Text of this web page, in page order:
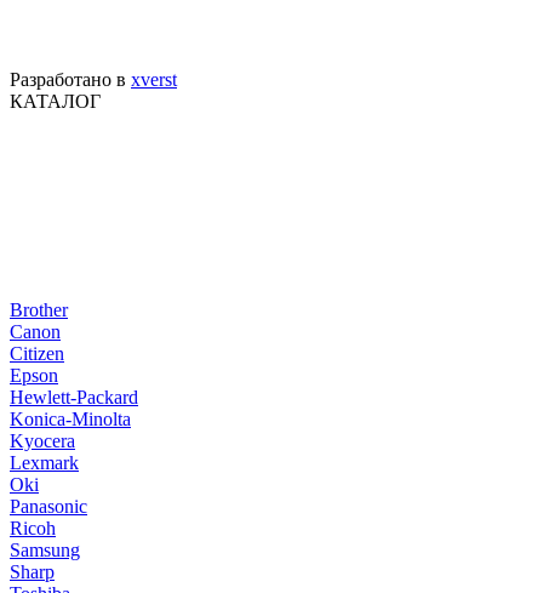
Разработано в xverst
КАТАЛОГ
Brother
Canon
Citizen
Epson
Hewlett-Packard
Konica-Minolta
Kyocera
Lexmark
Oki
Panasonic
Ricoh
Samsung
Sharp